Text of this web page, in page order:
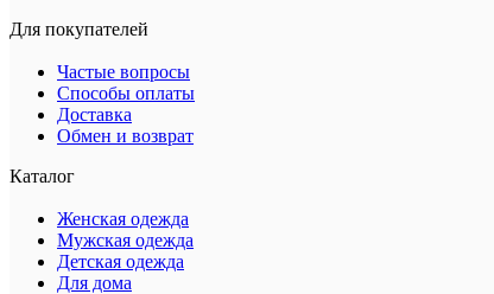
Для покупателей
Частые вопросы
Способы оплаты
Доставка
Обмен и возврат
Каталог
Женская одежда
Мужская одежда
Детская одежда
Для дома